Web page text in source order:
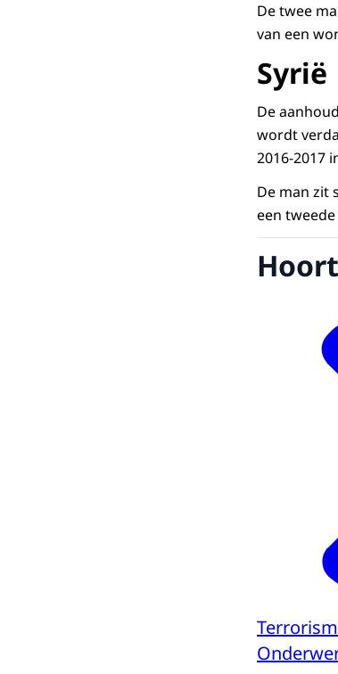
De twee
van een
Syrië
De
wordt
2016-2017
De man zit
een